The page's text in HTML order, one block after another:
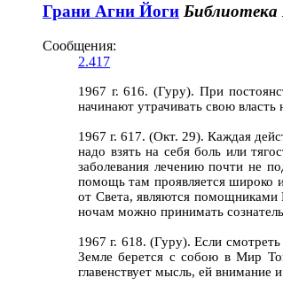
Грани Агни Йоги
Сообщения:
2.417
1967 г. 616. (Гуру). При
начинают утрачивать свою
1967 г. 617. (Окт. 29). Каждая
надо взять на себя боль или
заболевания лечению почти не
помощь там проявляется широко
от Света, являются
ночам можно принимать
1967 г. 618. (Гуру). Если
Земле берется с собою в Мир
главенствует мысль, ей внимание